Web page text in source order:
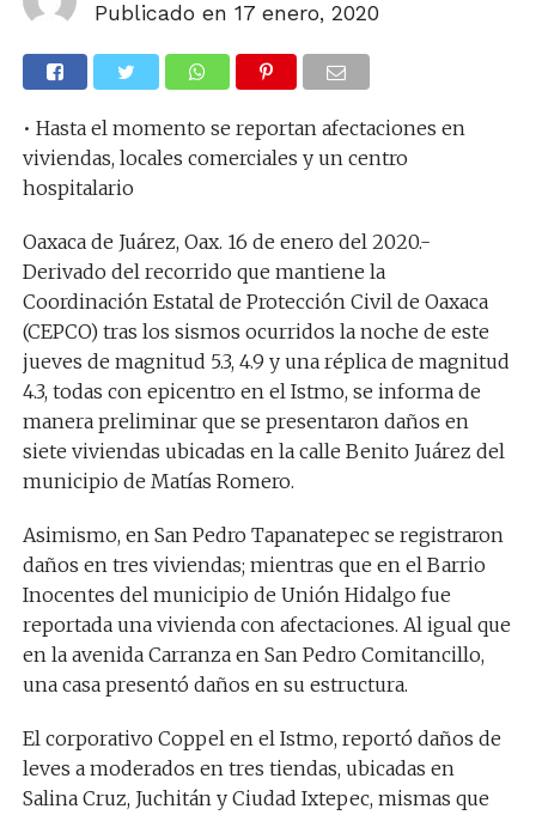
Publicado en 17 enero, 2020
• Hasta el momento se reportan afectaciones en
viviendas, locales comerciales y un centro
hospitalario
Oaxaca de Juárez, Oax. 16 de enero del 2020.-
Derivado del recorrido que mantiene la
Coordinación Estatal de Protección Civil de Oaxaca
(CEPCO) tras los sismos ocurridos la noche de este
jueves de magnitud 5.3, 4.9 y una réplica de magnitud
4.3, todas con epicentro en el Istmo, se informa de
manera preliminar que se presentaron daños en
siete viviendas ubicadas en la calle Benito Juárez del
municipio de Matías Romero.
Asimismo, en San Pedro Tapanatepec se registraron
daños en tres viviendas; mientras que en el Barrio
Inocentes del municipio de Unión Hidalgo fue
reportada una vivienda con afectaciones. Al igual que
en la avenida Carranza en San Pedro Comitancillo,
una casa presentó daños en su estructura.
El corporativo Coppel en el Istmo, reportó daños de
leves a moderados en tres tiendas, ubicadas en
Salina Cruz, Juchitán y Ciudad Ixtepec, mismas que